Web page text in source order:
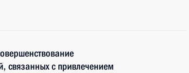
связанных с привлечением